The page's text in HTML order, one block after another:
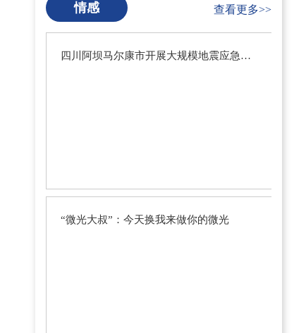
情感 查看更多>>
四川阿坝马尔康市开展大规模地震应急疏散演练暨地震预警系统测试
“微光大叔”：今天换我来做你的微光